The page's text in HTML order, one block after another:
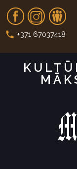
t
Fb In Dr
call +371 67037418